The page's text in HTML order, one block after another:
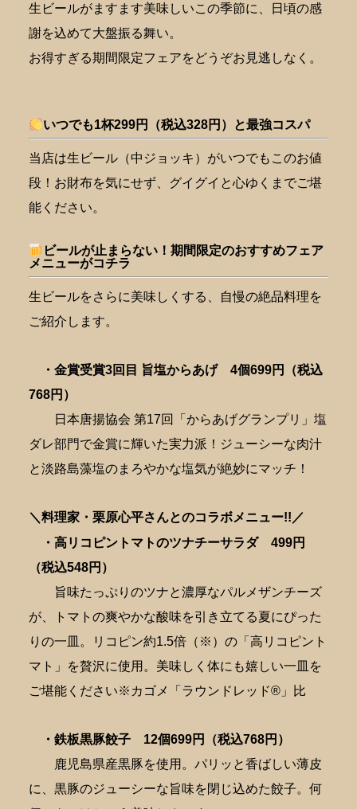
生ビールがますます美味しいこの季節に、日頃の感
謝を込めて大盤振る舞い。
お得すぎる期間限定フェアをどうぞお見逃しなく。
いつでも1杯299円（税込328円）と最強コスパ
当店は生ビール（中ジョッキ）がいつでもこのお値
段！お財布を気にせず、グイグイと心ゆくまでご堪
能ください。
ビールが止まらない！期間限定のおすすめフェア
メニューがコチラ
生ビールをさらに美味しくする、自慢の絶品料理を
ご紹介します。
・金賞受賞3回目 旨塩からあげ 4個699円（税込
768円）
日本唐揚協会 第17回「からあげグランプリ」塩
ダレ部門で金賞に輝いた実力派！ジューシーな肉汁
と淡路島藻塩のまろやかな塩気が絶妙にマッチ！
＼料理家・栗原心平さんとのコラボメニュー!!／
・高リコピントマトのツナチーサラダ 499円
（税込548円）
旨味たっぷりのツナと濃厚なパルメザンチーズ
が、トマトの爽やかな酸味を引き立てる夏にぴった
りの一皿。リコピン約1.5倍（※）の「高リコピント
マト」を贅沢に使用。美味しく体にも嬉しい一皿を
ご堪能ください※カゴメ「ラウンドレッド®」比
・鉄板黒豚餃子 12個699円（税込768円）
鹿児島県産黒豚を使用。パリッと香ばしい薄皮
に、黒豚のジューシーな旨味を閉じ込めた餃子。何